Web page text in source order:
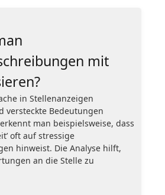
mit
in Stellenanzeigen
versteckte Bedeutungen
man beispielsweise, dass
oft auf stressige
hinweist. Die Analyse hilft,
an die Stelle zu